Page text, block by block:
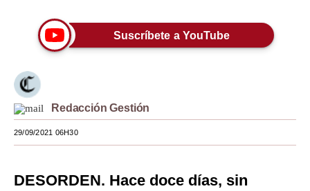
Pregunta de hoy
Blogs
Tendencias
Moda
Suscríbete a YouTube
Redacción Gestión
29/09/2021 06H30
DESORDEN. Hace doce días, sin